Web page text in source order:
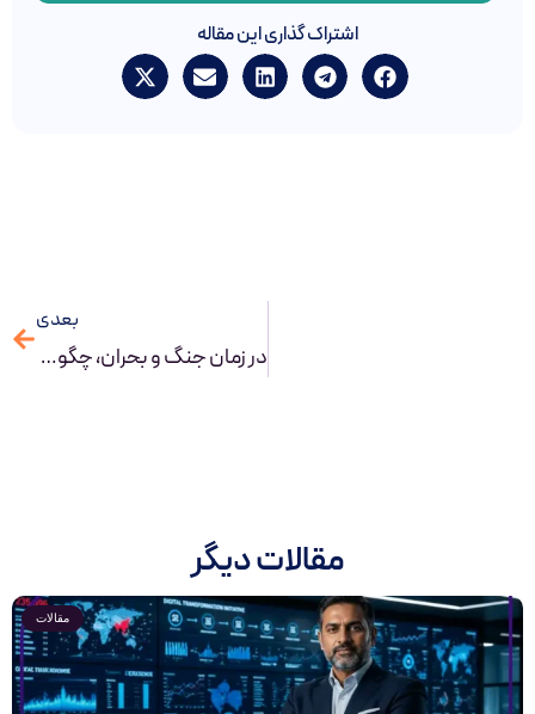
اشتراک گذاری این مقاله
بعدی
در زمان جنگ و بحران، چگونه با BPM و BPMS، سازمانی تاب‌آور بسازیم؟
مقالات دیگر
مقالات